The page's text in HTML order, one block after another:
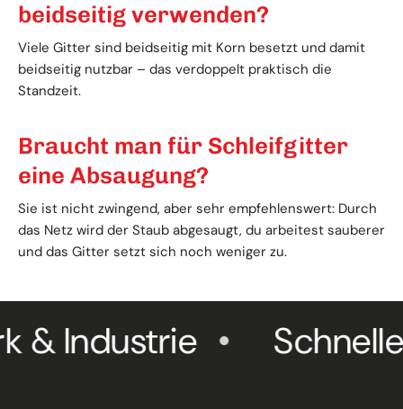
beidseitig verwenden?
Viele Gitter sind beidseitig mit Korn besetzt und damit
beidseitig nutzbar – das verdoppelt praktisch die
Standzeit.
Braucht man für Schleifgitter
eine Absaugung?
Sie ist nicht zwingend, aber sehr empfehlenswert: Durch
das Netz wird der Staub abgesaugt, du arbeitest sauberer
und das Gitter setzt sich noch weniger zu.
Schneller